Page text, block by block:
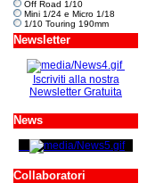
Off Road 1/10
Mini 1/24 e Micro 1/18
1/10 Touring 190mm
Newsletter
Iscriviti alla nostra
Newsletter Gratuita
News
Collaboratori